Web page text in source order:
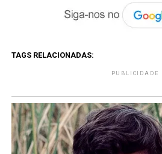
TAGS RELACIONADAS:
PUBLICIDADE